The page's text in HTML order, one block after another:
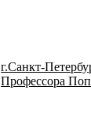
г.Санкт-
Профессора